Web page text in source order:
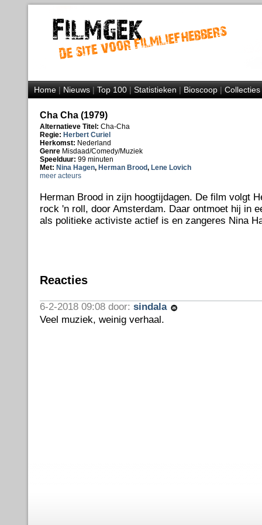
Home|Nieuws|Top 100|Statistieken|Bioscoop|Collecties
Cha Cha (1979)
Alternatieve Titel: Cha-Cha
Regie: Herbert Curiel
Herkomst: Nederland
Genre Misdaad/Comedy/Muziek
Speelduur: 99 minuten
Met: Nina Hagen, Herman Brood, Lene Lovich
meer acteurs
Herman Brood in zijn hoogtijdagen. De film volgt
rock 'n roll, door Amsterdam. Daar ontmoet hij in
als politieke activiste actief is en zangeres Nina
Reacties
6-2-2018 09:08 door: sindala
Veel muziek, weinig verhaal.